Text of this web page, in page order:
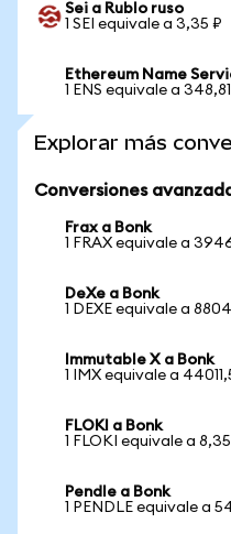
Sei a Rublo ruso
1 SEI equivale a 3,35 ₽
Ethereum Name
1 ENS equivale a
Explorar más
Conversiones
Frax a Bonk
1 FRAX equivale a
DeXe a Bonk
1 DEXE equivale a
Immutable X a Bonk
1 IMX equivale a
FLOKI a Bonk
1 FLOKI equivale a
Pendle a Bonk
1 PENDLE equivale a